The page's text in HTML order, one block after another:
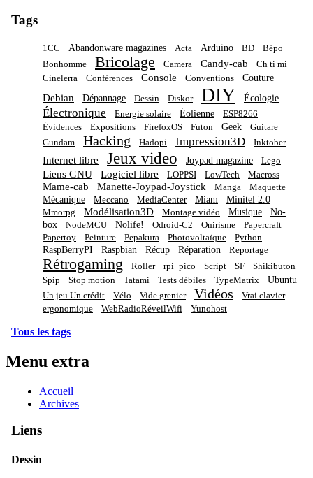
Tags
1CC Abandonware magazines Acta Arduino BD
Bépo
Bonhomme
Bricolage Camera Candy-cab
Ch ti mi
Cinelerra
Conférences Console Conventions Couture
Debian Dépannage Dessin Diskor DIY Écologie
Électronique Energie solaire Éolienne
ESP8266
Évidences
Expositions FirefoxOS Futon Geek
Guitare
Gundam
Hacking Hadopi Impression3D Inktober
Internet libre Jeux video Joypad magazine Lego
Liens GNU Logiciel libre LOPPSI LowTech Macross
Mame-cab Manette-Joypad-Joystick Manga Maquette
Mécanique Meccano MediaCenter Miam Minitel 2.0
Mmorpg Modélisation3D Montage vidéo Musique
No-
box
NodeMCU Nolife! Odroid-C2 Onirisme
Papercraft
Papertoy
Peinture Pepakura Photovoltaïque Python
RaspBerryPI Raspbian Récup Réparation Reportage
Rétrogaming Roller rpi_pico Script SF
Shikibuton
Spip
Stop motion Tatami Tests débiles TypeMatrix Ubuntu
Un jeu Un crédit Vélo Vide grenier Vidéos
Vrai clavier
ergonomique
WebRadioRéveilWifi Yunohost
Tous les tags
Menu extra
Accueil
Archives
Liens
Dessin